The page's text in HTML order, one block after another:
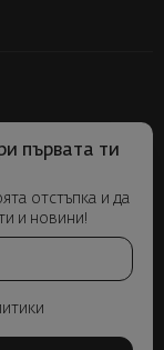
първата ти
отстъпка и да
и новини!